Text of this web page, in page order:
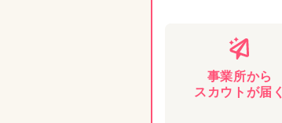
事業所から
スカウトが届く